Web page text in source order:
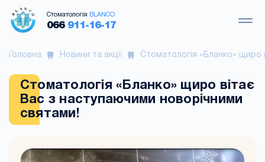
Стоматологія BLANCO
066911-16-17
Головна Новини та акції Стоматологія «Бланко» щиро
Стоматологія «Бланко» щиро вітає
Вас з наступаючими новорічними
святами!